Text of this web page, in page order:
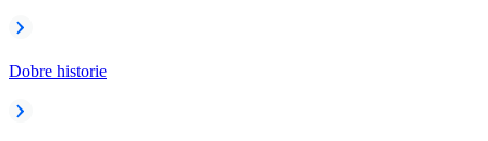
Dobre historie